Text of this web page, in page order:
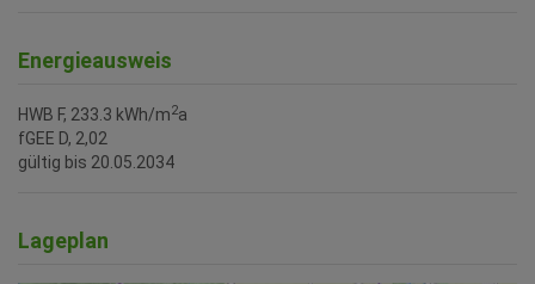
Energieausweis
HWB F, 233.3 kWh/m2a
fGEE D, 2,02
gültig bis 20.05.2034
Lageplan